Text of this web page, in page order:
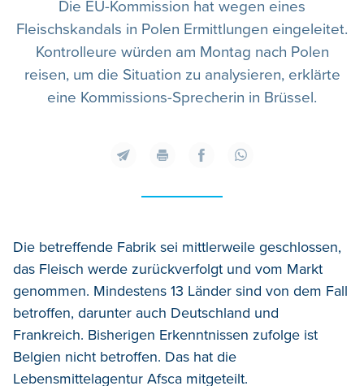
Die EU-Kommission hat wegen eines
Fleischskandals in Polen Ermittlungen eingeleitet.
Kontrolleure würden am Montag nach Polen
reisen, um die Situation zu analysieren, erklärte
eine Kommissions-Sprecherin in Brüssel.
Die betreffende Fabrik sei mittlerweile geschlossen,
das Fleisch werde zurückverfolgt und vom Markt
genommen. Mindestens 13 Länder sind von dem Fall
betroffen, darunter auch Deutschland und
Frankreich. Bisherigen Erkenntnissen zufolge ist
Belgien nicht betroffen. Das hat die
Lebensmittelagentur Afsca mitgeteilt.